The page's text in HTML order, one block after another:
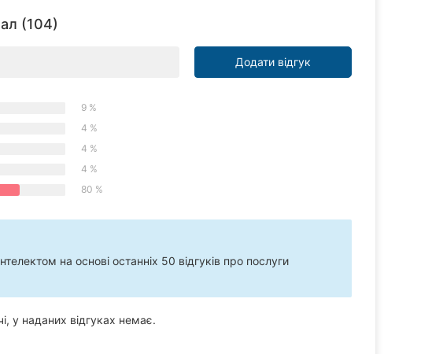
(104)
Додати відгук
9 %
4 %
4 %
4 %
80 %
на основі останніх 50 відгуків про послуги
у наданих відгуках немає.